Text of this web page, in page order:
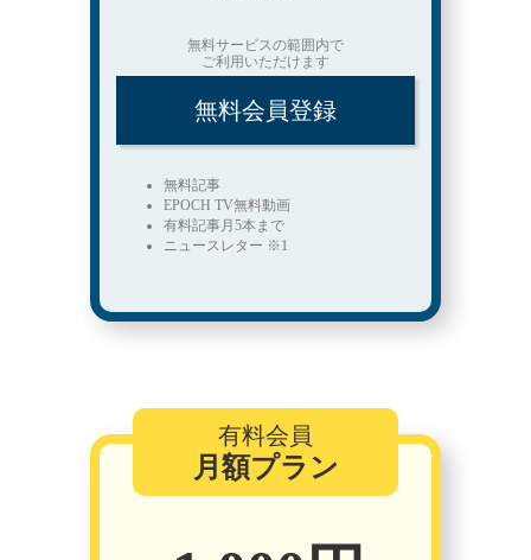
無料サービスの範囲内で
ご利用いただけます
無料会員登録
無料記事
EPOCH TV無料動画
有料記事月5本まで
ニュースレター ※1
有料会員
月額プラン